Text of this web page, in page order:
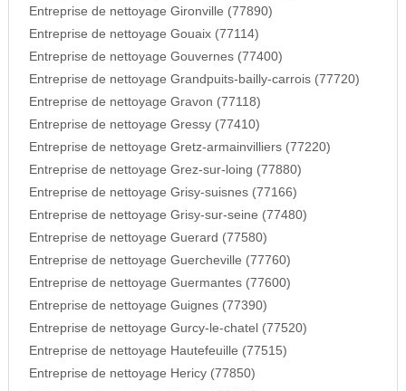
Entreprise de nettoyage Gironville (77890)
Entreprise de nettoyage Gouaix (77114)
Entreprise de nettoyage Gouvernes (77400)
Entreprise de nettoyage Grandpuits-bailly-carrois (77720)
Entreprise de nettoyage Gravon (77118)
Entreprise de nettoyage Gressy (77410)
Entreprise de nettoyage Gretz-armainvilliers (77220)
Entreprise de nettoyage Grez-sur-loing (77880)
Entreprise de nettoyage Grisy-suisnes (77166)
Entreprise de nettoyage Grisy-sur-seine (77480)
Entreprise de nettoyage Guerard (77580)
Entreprise de nettoyage Guercheville (77760)
Entreprise de nettoyage Guermantes (77600)
Entreprise de nettoyage Guignes (77390)
Entreprise de nettoyage Gurcy-le-chatel (77520)
Entreprise de nettoyage Hautefeuille (77515)
Entreprise de nettoyage Hericy (77850)